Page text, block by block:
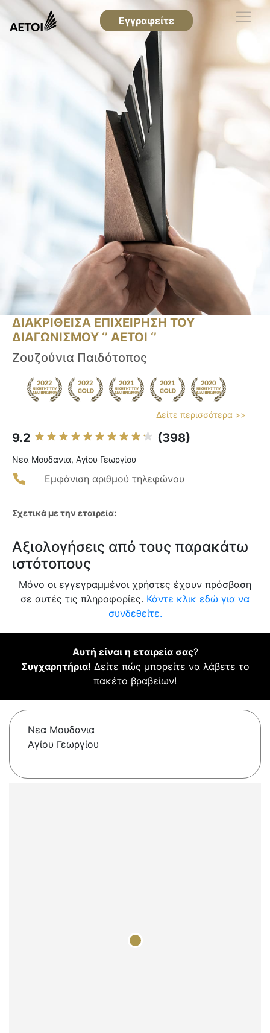
Εγγραφείτε
ΔΙΑΚΡΙΘΕΙΣΑ ΕΠΙΧΕΙΡΗΣΗ ΤΟΥ
ΔΙΑΓΩΝΙΣΜΟΥ ‘’ ΑΕΤΟΙ ‘’
Ζουζούνια Παιδότοπος
Δείτε περισσότερα >>
9.2 (398)
Νεα Μουδανια, Αγίου Γεωργίου
Εμφάνιση αριθμού τηλεφώνου
Σχετικά με την εταιρεία:
Αξιολογήσεις από τους παρακάτω
ιστότοπους
Μόνο οι εγγεγραμμένοι χρήστες έχουν πρόσβαση
σε αυτές τις πληροφορίες. Κάντε κλικ εδώ για να
συνδεθείτε.
Αυτή είναι η εταιρεία σας?
Συγχαρητήρια! Δείτε πώς μπορείτε να λάβετε το
πακέτο βραβείων!
Νεα Μουδανια
Αγίου Γεωργίου